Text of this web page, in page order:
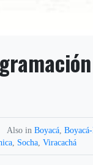
Also inBoyacá ,
Socha ,Viracachá